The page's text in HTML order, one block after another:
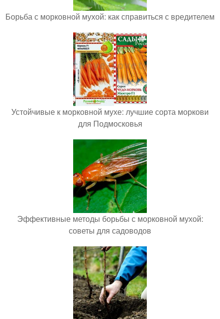
Борьба с морковной мухой: как справиться с вредителем
Устойчивые к морковной мухе: лучшие сорта моркови
для Подмосковья
Эффективные методы борьбы с морковной мухой:
советы для садоводов